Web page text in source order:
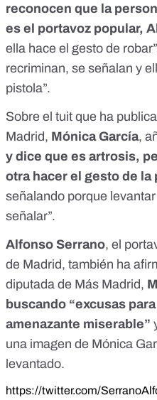
reconocen que la
es el portavoz popular,
ella hace el gesto de
recriminan, se señalan y
pistola”.
Sobre el tuit que ha
Madrid, Mónica García,
y dice que es artrosis,
otra hacer el gesto de la
señalando porque
señalar”.
Alfonso Serrano, el
de Madrid, también ha
diputada de Más Madrid,
buscando “excusas
amenazante miserable”
una imagen de Mónica
levantado.
https://twitter.com/